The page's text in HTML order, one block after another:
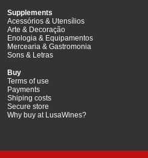
Supplements
Acessórios & Utensílios
Arte & Decoração
Enologia & Equipamentos
Mercearia & Gastromonia
Sons & Letras
Buy
Terms of use
Payments
Shiping costs
Secure store
Why buy at LusaWines?